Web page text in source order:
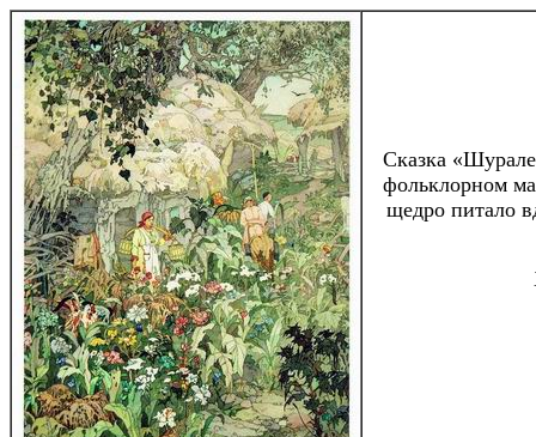
Сказка
фольклорном
щедро питало